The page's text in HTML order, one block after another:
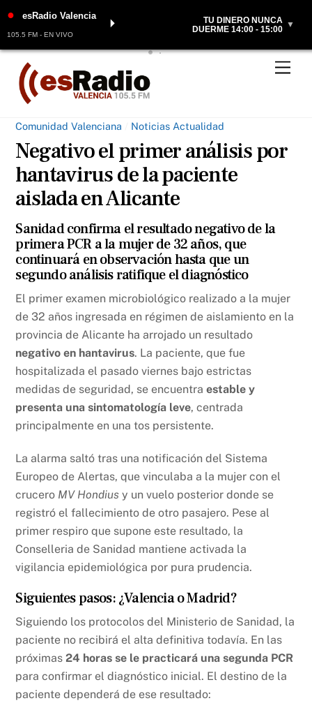
Skip
content
● esRadio Valencia
105.5 FM - EN VIVO
⏵
TU DINERO NUNCA
DUERME 14:00 - 15:00 ▼
Comunidad Valenciana Noticias Actualidad
Negativo el primer análisis por
hantavirus de la paciente
aislada en Alicante
Sanidad confirma el resultado negativo de la
primera PCR a la mujer de 32 años, que
continuará en observación hasta que un
segundo análisis ratifique el diagnóstico
El primer examen microbiológico realizado a la mujer
de 32 años ingresada en régimen de aislamiento en la
provincia de Alicante ha arrojado un resultado
negativo en hantavirus. La paciente, que fue
hospitalizada el pasado viernes bajo estrictas
medidas de seguridad, se encuentraestable y
presenta una sintomatología leve, centrada
principalmente en una tos persistente.
La alarma saltó tras una notificación del Sistema
Europeo de Alertas, que vinculaba a la mujer con el
crucero MV Hondius y un vuelo posterior donde se
registró el fallecimiento de otro pasajero. Pese al
primer respiro que supone este resultado, la
Conselleria de Sanidad mantiene activada la
vigilancia epidemiológica por pura prudencia.
Siguientes pasos: ¿Valencia o Madrid?
Siguiendo los protocolos del Ministerio de Sanidad, la
paciente no recibirá el alta definitiva todavía. En las
próximas24 horas se le practicará una segunda PCR
para confirmar el diagnóstico inicial. El destino de la
paciente dependerá de ese resultado: